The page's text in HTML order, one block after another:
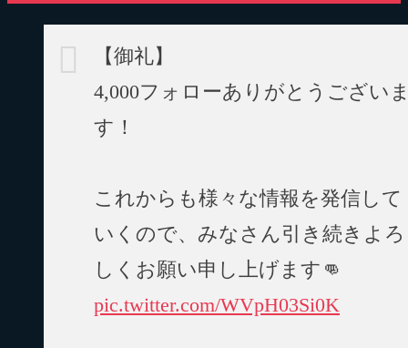
【御礼】
4,000フォローありがとうござい
す！
これからも様々な情報を発信して
いくので、みなさん引き続きよろ
しくお願い申し上げます👊
pic.twitter.com/WVpH03Si0K